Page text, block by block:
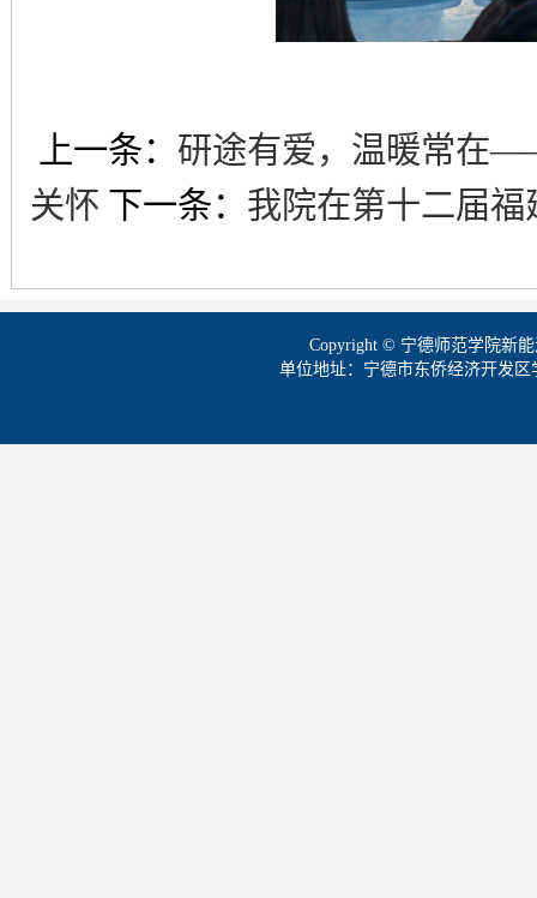
上一条： 研途有爱，温暖常在
关怀 下一条： 我院在第十二届
Copyright © 宁德师范学院新
单位地址：宁德市东侨经济开发